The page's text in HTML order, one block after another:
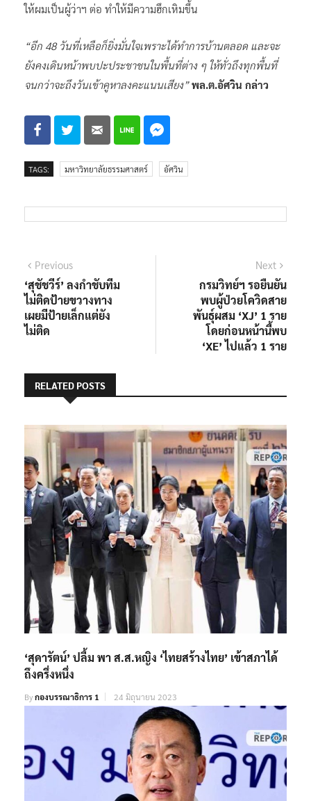
ให้ผมเป็นผู้ว่าฯ ต่อ ทำให้มีความฮึกเหิมขึ้น
“อีก 48 วันที่เหลือก็ยิ่งมั่นใจเพราะได้ทำการบ้านตลอด และจะ
ยังคงเดินหน้าพบปะประชาชนในพื้นที่ต่าง ๆ ให้ทั่วถึงทุกพื้นที่
จนกว่าจะถึงวันเข้าคูหาลงคะแนนเสียง” พล.ต.อัศวิน กล่าว
TAGS: มหาวิทยาลัยธรรมศาสตร์ อัศวิน
แนะแนว
เรื่อง
PreviousPrevious
post:
‘สุชัชวีร์’ ลงกำชับทีม
ไม่ติดป้ายขวางทาง
เผยมีป้ายเล็กแต่ยัง
ไม่ติด
Next
post:
กรมวิทย์ฯ รอยืนยัน
พบผู้ป่วยโควิดสาย
พันธุ์ผสม ‘XJ’ 1 ราย
โดยก่อนหน้านี้พบ
‘XE’ ไปแล้ว 1 ราย
RELATED POSTS
‘สุดารัตน์’ ปลื้ม พา ส.ส.หญิง ‘ไทยสร้างไทย’ เข้าสภาได้
ถึงครึ่งหนึ่ง
Byกองบรรณาธิการ 1 24 มิถุนายน 2023